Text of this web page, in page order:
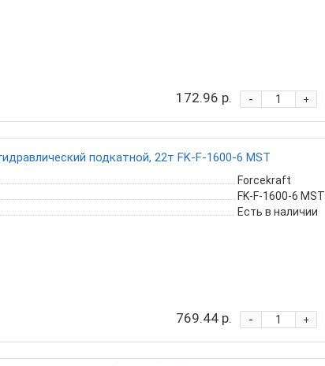
172.96 р. +
-
подкатной, 22т FK-F-1600-6 MST
Forcekraft
FK-F-1600-6 MST
Есть в наличии
769.44 р. +
-